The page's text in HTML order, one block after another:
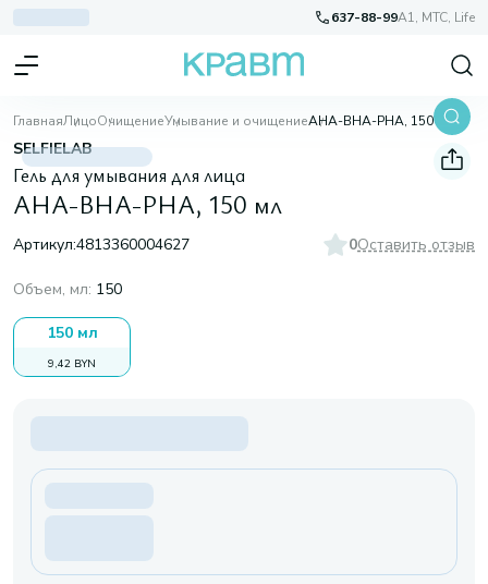
637-88-99A1, МТС, Life
ГлавнаяЛицоОчищениеУмывание и очищениеAHA-BHA-PHA, 150 мл
SELFIELAB
Гель для умывания для лица
AHA-BHA-PHA, 150 мл
Артикул:4813360004627 0Оставить отзыв
Объем, мл: 150
150 мл
9,42 BYN